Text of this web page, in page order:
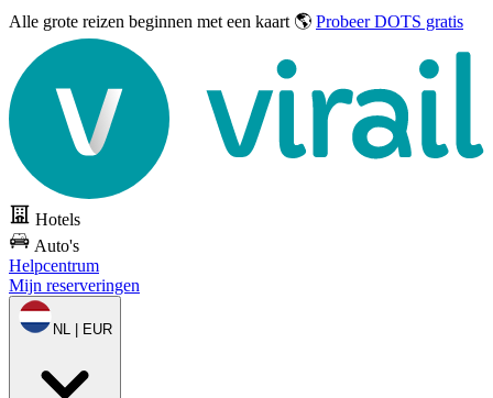
Alle grote reizen beginnen met een kaart 🌎 Probeer DOTS gratis
Hotels
Auto's
Helpcentrum
Mijn reserveringen
NL | EUR